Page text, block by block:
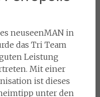
neuseenMAN in
das Tri Team
Leistung
Mit einer
ist dieses
unter den